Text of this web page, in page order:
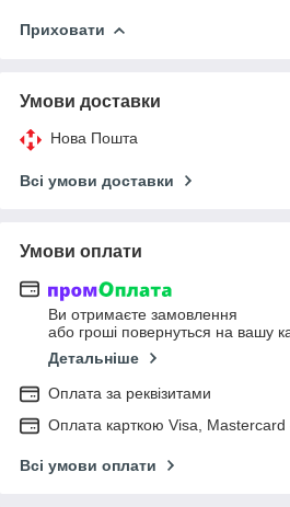
Приховати
Умови доставки
Нова Пошта
Всі умови доставки
Умови оплати
Ви отримаєте замовлення
або гроші повернуться на вашу
Детальніше
Оплата за реквізитами
Оплата карткою Visa, Mastercard
Всі умови оплати